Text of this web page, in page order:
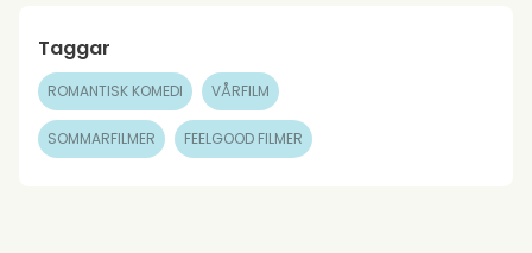
Taggar
ROMANTISK KOMEDI VÅRFILM
SOMMARFILMER FEELGOOD FILMER